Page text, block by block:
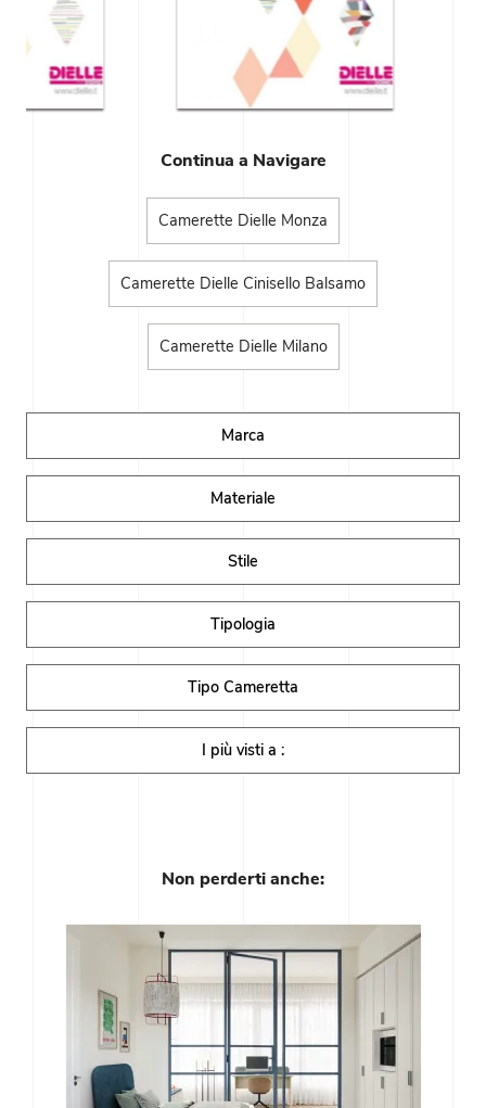
Continua a Navigare
Camerette Dielle Monza
Camerette Dielle Cinisello Balsamo
Camerette Dielle Milano
Marca
Materiale
Stile
Tipologia
Tipo Cameretta
I più visti a :
Non perderti anche: